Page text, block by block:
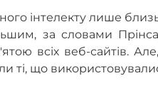
інтелекту лише
за словами
всіх веб-сайтів.
ті, що